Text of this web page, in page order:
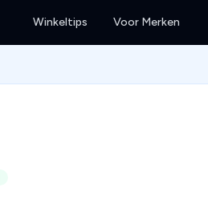
Winkeltips Voor Merken